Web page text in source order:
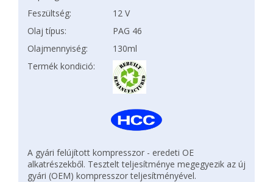
Feszültség:
12 V
Olaj típus:
PAG 46
Olajmennyiség:
130ml
Termék kondició:
A gyári felújított kompresszor - eredeti OE
alkatrészekből. Tesztelt teljesítménye megegyezik az új
gyári (OEM) kompresszor teljesítményével.